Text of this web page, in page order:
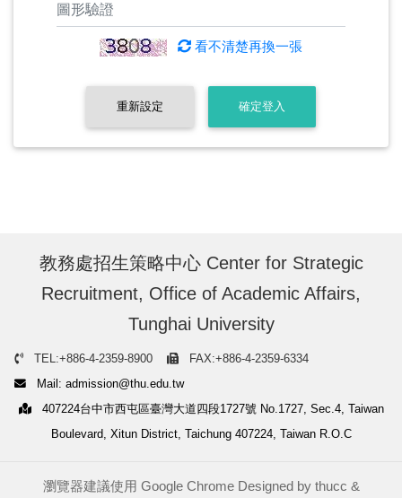
看不清楚再換一張
重新設定 確定登入
教務處招生策略中心 Center for Strategic
Recruitment, Office of Academic Affairs,
Tunghai University
TEL:+886-4-2359-8900
FAX:+886-4-2359-6334
Mail: admission@thu.edu.tw
407224台中市西屯區臺灣大道四段1727號 No.1727, Sec.4, Taiwan
Boulevard, Xitun District, Taichung 407224, Taiwan R.O.C
瀏覽器建議使用 Google Chrome Designed by thucc &